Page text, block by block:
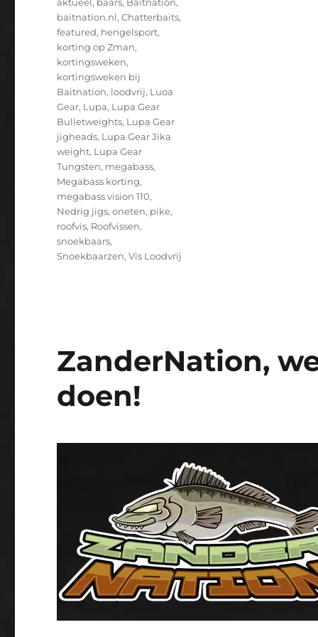
baitnation.nl,Chatterbaits,
featured, hengelsport,
korting op Zman,
kortingsweken,
kortingsweken bij
Baitnation, loodvrij, Luoa
Gear, Lupa, Lupa Gear
Bulletweights, Lupa Gear
jigheads, Lupa Gear Jika
weight, Lupa Gear
Tungsten, megabass,
Megabass korting,
megabass vision 110,
Nedrig jigs,oneten, pike,
roofvis, Roofvissen,
snoekbaars,
Snoekbaarzen,Vis Loodvrij
ZanderNation,
doen!